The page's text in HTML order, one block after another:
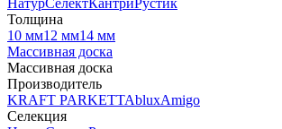
НатурСелектКантриРустик
Толщина
10 мм12 мм14 мм
Массивная доска
Массивная доска
Производитель
KRAFT PARKETTAbluxAmigo
Селекция